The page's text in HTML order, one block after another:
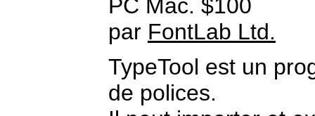
PC Mac. $100
par FontLab Ltd.
TypeTool est un
de polices.